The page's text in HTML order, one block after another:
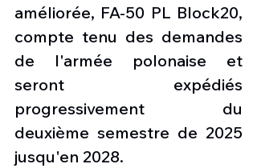
améliorée, FA-50 PL Block20,
compte tenu des demandes
de l'armée polonaise et
seront expédiés
progressivement du
deuxième semestre de 2025
jusqu'en 2028.